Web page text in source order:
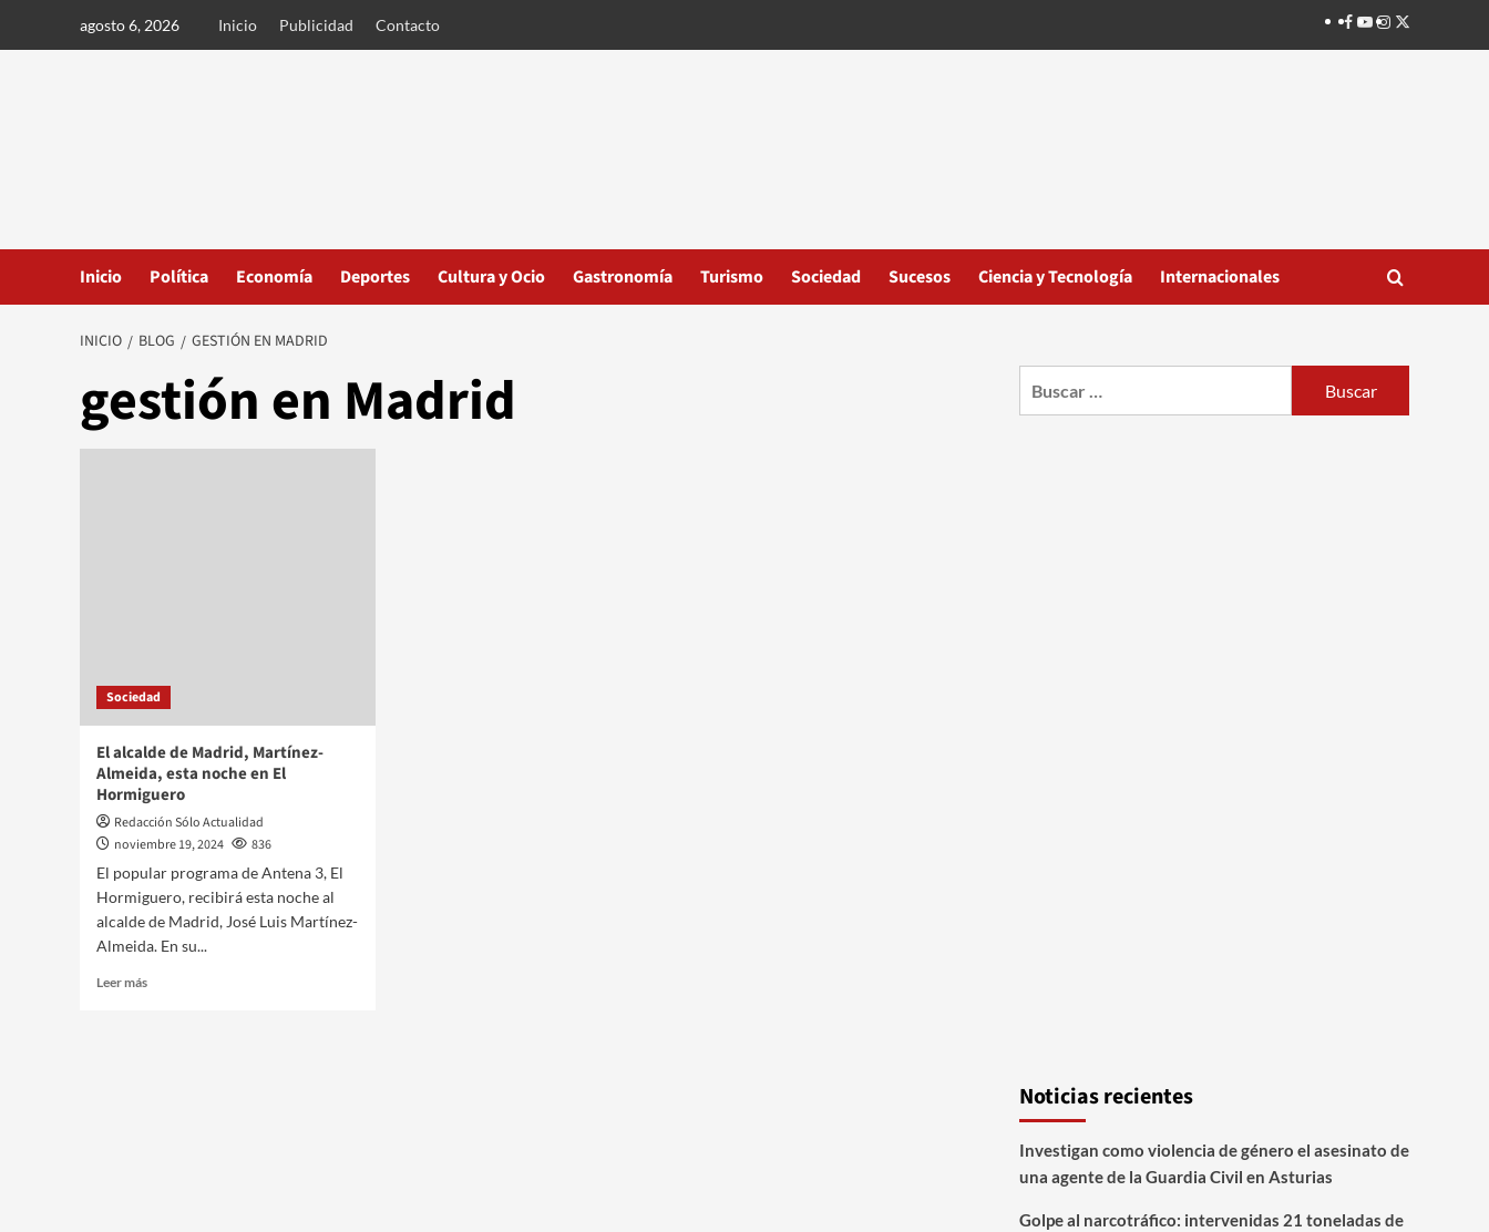
agosto 6, 2026 Inicio Publicidad Contacto Facebook
Youtube
Instagram
Twitter
Inicio Política Economía Deportes Cultura y Ocio Gastronomía Turismo Sociedad Sucesos Ciencia y Tecnología Internacionales
INICIO BLOG GESTIÓN EN MADRID
gestión en Madrid
Sociedad
El alcalde de Madrid, Martínez-
Almeida, esta noche en El
Hormiguero
Redacción Sólo Actualidad
noviembre 19, 2024
836
El popular programa de Antena 3, El
Hormiguero, recibirá esta noche al
alcalde de Madrid, José Luis Martínez-
Almeida. En su...
Leer más
Noticias recientes
Investigan como violencia de género el asesinato de
una agente de la Guardia Civil en Asturias
Golpe al narcotráfico: intervenidas 21 toneladas de